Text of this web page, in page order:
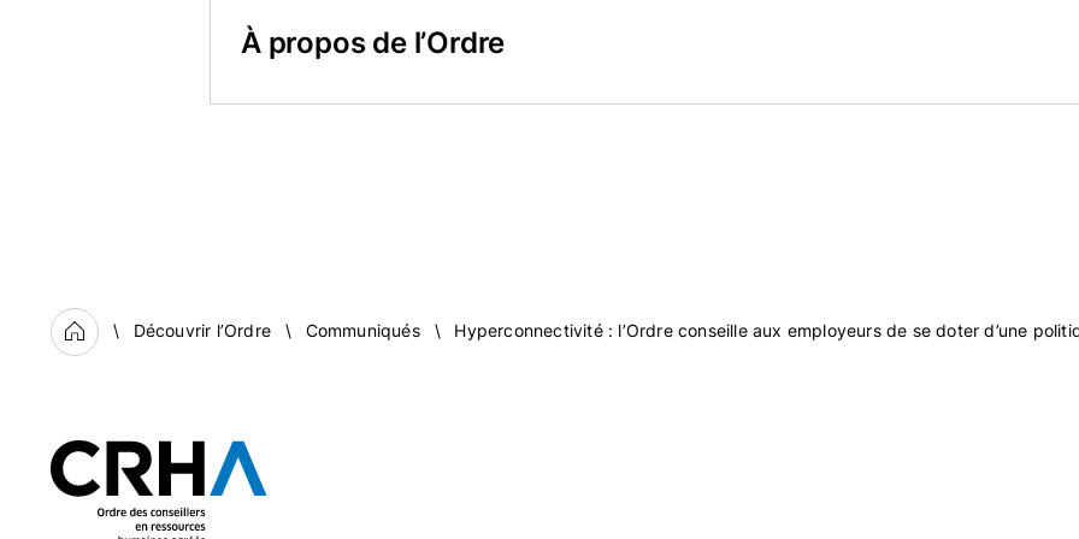
À propos de l’Ordre
Regroupant 12 000 professionnelles et professionnels agréés, l’Ordre des
Contact : presse@ordrecrha.org
Accueil
Découvrir l’Ordre Communiqués Hyperconnectivité : l’Ordre conseille aux employeurs de se doter d’une